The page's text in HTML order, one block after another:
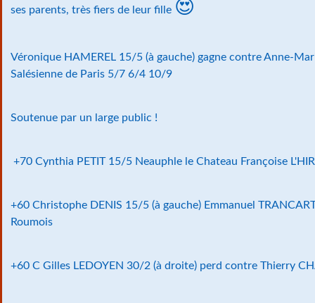
ses parents, très fiers de leur fille 😍
Véronique HAMEREL 15/5 (à gauche) gagne contre Anne-
Salésienne de Paris 5/7 6/4 10/9
Soutenue par un large public !
+70 Cynthia PETIT 15/5 Neauphle le Chateau Françoise
+60 Christophe DENIS 15/5 (à gauche) Emmanuel
Roumois
+60 C Gilles LEDOYEN 30/2 (à droite) perd contre Thierry